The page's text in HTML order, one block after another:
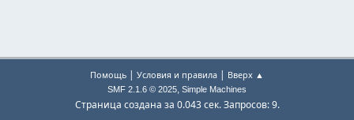
Помощь | Условия и правила | Вверх ▲
SMF 2.1.6 © 2025, Simple Machines
Страница создана за 0.043 сек. Запросов: 9.